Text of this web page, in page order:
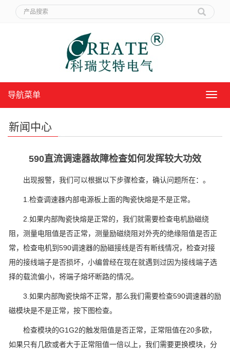
导
导航菜单
新闻中心
590直流调速器故障检查如何发挥较大功效
出现报警，我们可以根据以下步骤检查，确认问题所在：。
1.检查调速器内部电源板上面的陶瓷快熔是不是正常。
2.如果内部陶瓷快熔是正常的，我们就需要检查电机励磁绕
阻，测量电阻值是否正常，测量励磁绕阻对外壳的绝缘阻值是否正
常，检查电机到590调速器的励磁接线是否有断线情况，检查对接
用的接线端子是否损坏，小编曾经在现在就遇到过因为接线端子选
择的载流偏小，将端子熔坏断路的情况。
3.如果内部陶瓷快熔不正常，那么我们需要检查590调速器的励
磁模块是不是正常，按下图检查。
检查模块的G1G2的触发阻值是否正常，正常阻值在20多欧，
如果只有几欧或者大于正常阻值一倍以上，我们需要更换模块，分